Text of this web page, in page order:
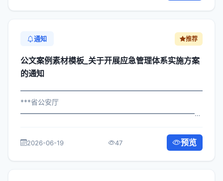
通知 推荐
公文案例素材模板_关于开展应急管理体系实施方案
的通知
***省公安厅
门、各直属机构： 为深入贯彻落实习近平...
2026-06-19 47 预览